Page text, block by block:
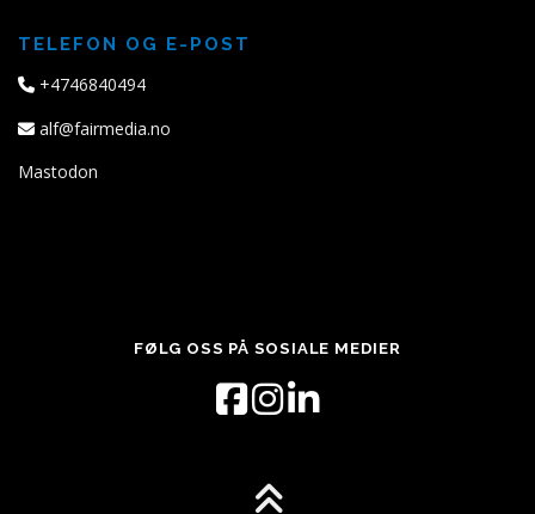
TELEFON OG E-POST
+4746840494
alf@fairmedia.no
Mastodon
FØLG OSS PÅ SOSIALE MEDIER